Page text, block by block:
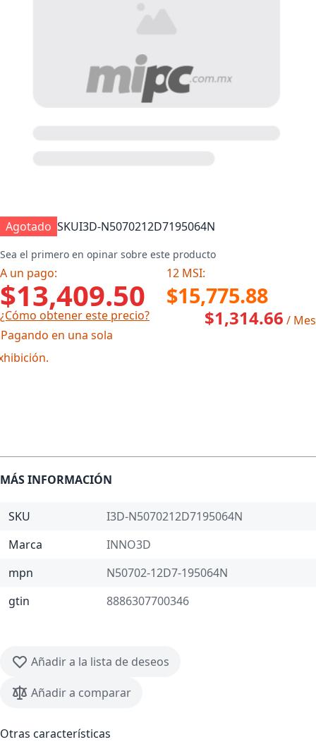
Agotado SKUI3D-N5070212D7195064N
Sea el primero en opinar sobre este producto
A un pago: 12 MSI:
$13,409.50 $15,775.88
¿Cómo obtener este precio?
en una sola
$1,314.66 / Mes
MÁS INFORMACIÓN
SKU
I3D-N5070212D7195064N
Marca
INNO3D
mpn
N50702-12D7-195064N
gtin
8886307700346
Añadir a la lista de deseos
Añadir a comparar
Otras características